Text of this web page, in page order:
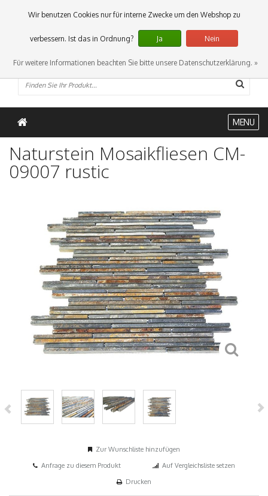
0 Artikel
MENU
Naturstein Mosaikfliesen CM-
09007 rustic
Zur Wunschliste hinzufügen
Anfrage zu diesem Produkt
Auf Vergleichsliste setzen
Drucken
Wir benutzen Cookies nur für interne Zwecke um den Webshop zu
verbessern. Ist das in Ordnung? Ja Nein
Für weitere Informationen beachten Sie bitte unsere Datenschutzerklärung. »